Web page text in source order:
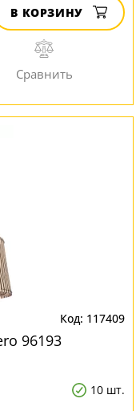
В КОРЗИНУ
117409
96193
10 шт.